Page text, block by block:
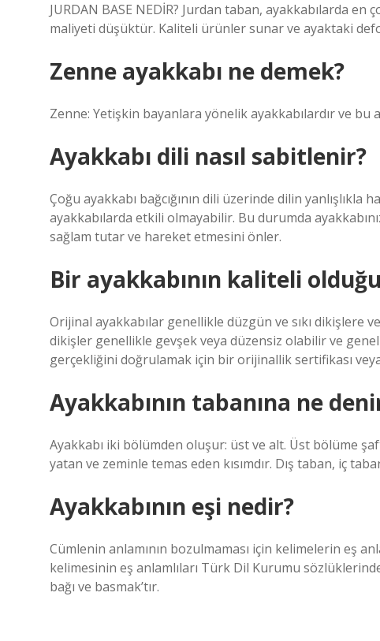
JURDAN BASE NEDİR? Jurdan taban, ayakkabılarda
maliyeti düşüktür. Kaliteli ürünler sunar ve ayaktaki
Zenne ayakkabı ne demek?
Zenne: Yetişkin bayanlara yönelik ayakkabılardır ve
Ayakkabı dili nasıl sabitlenir?
Çoğu ayakkabı bağcığının dili üzerinde dilin
ayakkabılarda etkili olmayabilir. Bu durumda
sağlam tutar ve hareket etmesini önler.
Bir ayakkabının kaliteli
Orijinal ayakkabılar genellikle düzgün ve sıkı dikişlere
dikişler genellikle gevşek veya düzensiz olabilir ve
gerçekliğini doğrulamak için bir orijinallik sertifikası
Ayakkabının tabanına ne
Ayakkabı iki bölümden oluşur: üst ve alt. Üst bölüme
yatan ve zeminle temas eden kısımdır. Dış taban, iç
Ayakkabının eşi nedir?
Cümlenin anlamının bozulmaması için kelimelerin eş
kelimesinin eş anlamlıları Türk Dil Kurumu
bağı ve basmak’tır.